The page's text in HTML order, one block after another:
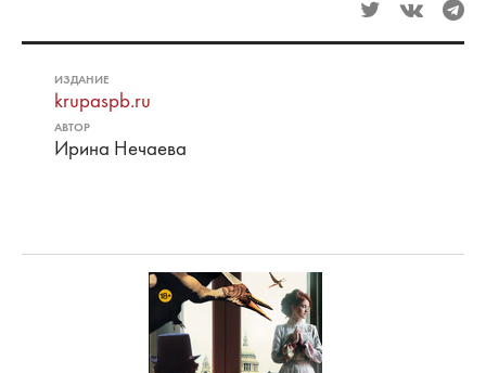
ИЗДАНИЕ
krupaspb.ru
АВТОР
Ирина Нечаева